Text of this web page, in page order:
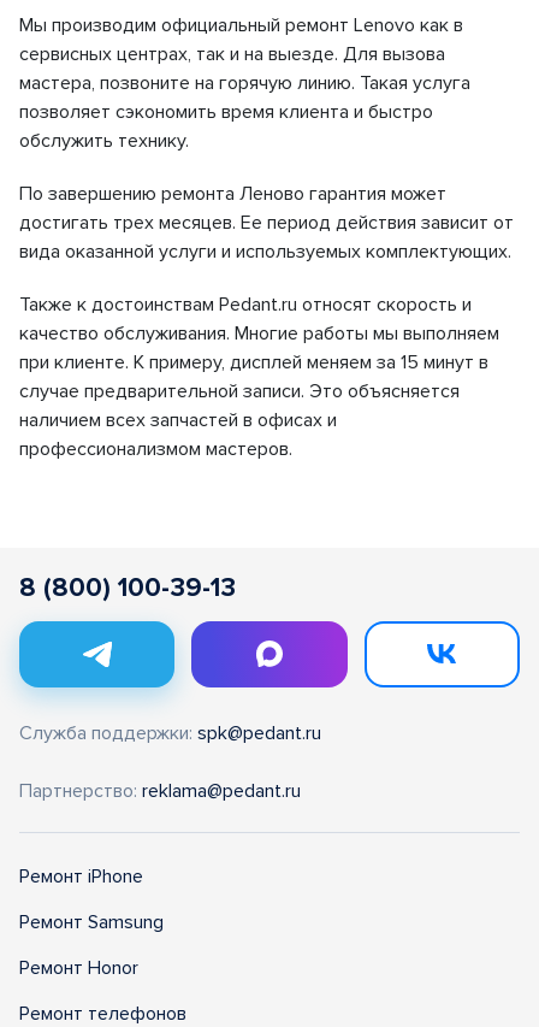
Мы производим официальный ремонт Lenovo как в
сервисных центрах, так и на выезде. Для вызова
мастера, позвоните на горячую линию. Такая услуга
позволяет сэкономить время клиента и быстро
обслужить технику.
По завершению ремонта Леново гарантия может
достигать трех месяцев. Ее период действия зависит от
вида оказанной услуги и используемых комплектующих.
Также к достоинствам Pedant.ru относят скорость и
качество обслуживания. Многие работы мы выполняем
при клиенте. К примеру, дисплей меняем за 15 минут в
случае предварительной записи. Это объясняется
наличием всех запчастей в офисах и
профессионализмом мастеров.
8 (800) 100-39-13
Служба поддержки: spk@pedant.ru
Партнерство: reklama@pedant.ru
Ремонт iPhone
Ремонт Samsung
Ремонт Honor
Ремонт телефонов